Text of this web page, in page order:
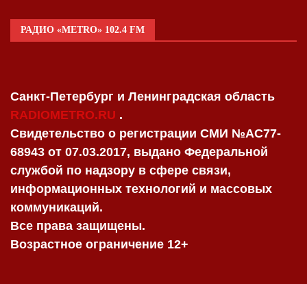
РАДИО «METRO» 102.4 FM
Санкт-Петербург и Ленинградская область
RADIOMETRO.RU .
Свидетельство о регистрации СМИ №AC77-
68943 от 07.03.2017, выдано Федеральной
службой по надзору в сфере связи,
информационных технологий и массовых
коммуникаций.
Все права защищены.
Возрастное ограничение 12+